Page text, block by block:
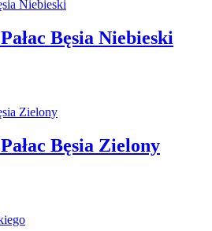
Bęsia Niebieski
Bęsia Zielony